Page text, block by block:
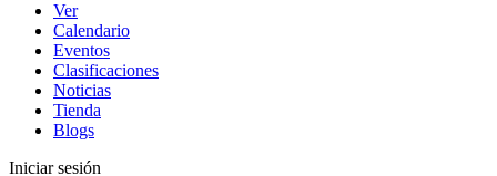
Ver
Calendario
Eventos
Clasificaciones
Noticias
Tienda
Blogs
Iniciar sesión